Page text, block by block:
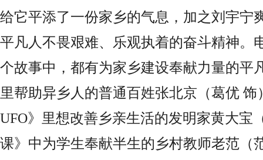
给它平添了一份家乡的气息，加之刘宇宁
平凡人不畏艰难、乐观执着的奋斗精神。
个故事中，都有为家乡建设奉献力量的平
里帮助异乡人的普通百姓张北京（葛优 饰
UFO》里想改善乡亲生活的发明家黄大宝
课》中为学生奉献半生的乡村教师老范（